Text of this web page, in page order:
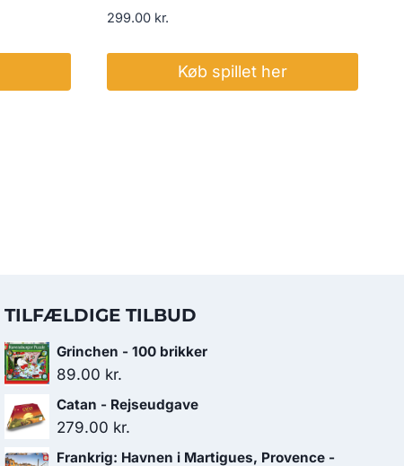
299.00 kr.
Køb spillet her
TILFÆLDIGE TILBUD
Grinchen - 100 brikker
89.00 kr.
Catan - Rejseudgave
279.00 kr.
Frankrig: Havnen i Martigues, Provence -